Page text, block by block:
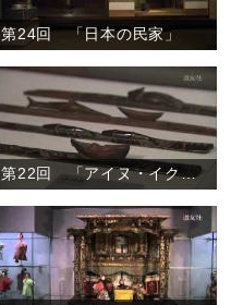
第24回 「日本の民家」
第22回 「アイヌ・イクパスイ」